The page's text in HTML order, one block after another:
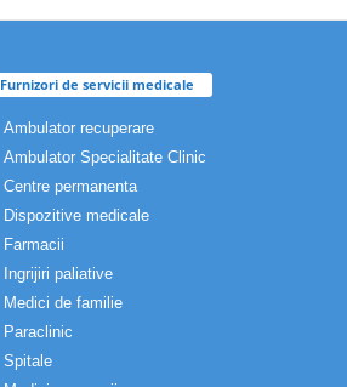
Furnizori de servicii medicale
Ambulator recuperare
Ambulator Specialitate Clinic
Centre permanenta
Dispozitive medicale
Farmacii
Ingrijiri paliative
Medici de familie
Paraclinic
Spitale